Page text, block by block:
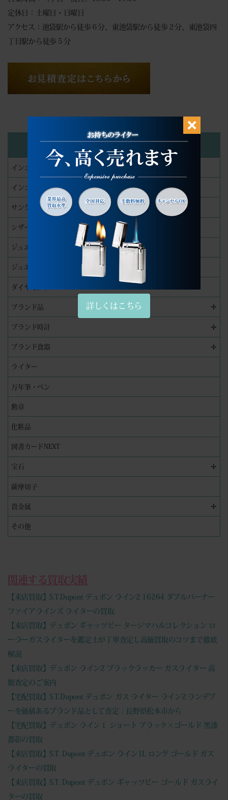
定休日：土曜日・日曜日
アクセス：池袋駅から徒歩６分、東池袋駅から徒歩２分、東池袋四
丁目駅から徒歩５分
カテゴリー
インゴット
インゴット精錬分割加工
サングラス
シザー
ジュエリー
ジュエリーリペア（修理）実績
ダイヤモンド
ブランド品 ✛
ブランド時計 ✛
ブランド食器 ✛
ライター
万年筆・ペン
勲章
化粧品
図書カードNEXT
宝石 ✛
薩摩切子
貴金属 ✛
その他
関連する買取実績
【来店買取】S.T.Dupont デュポン ライン2 16264 ダブルバーナー
ファイアラインズ ライターの買取
【来店買取】デュポン ギャッツビー タージマハルコレクション ロ
ーラーガスライターを鑑定士が丁寧査定し高価買取のコツまで徹底
解説
【来店買取】デュポン ライン2 ブラックラッカー ガスライター 高
額査定のご案内
【宅配買取】S.T.Dupont デュポン ガス ライター ライン2 ランデブ
ーを価値あるブランド品として査定｜長野県松本市から
【宅配買取】デュポン ライン１ ショート ブラック×ゴールド 黒漆
都彰の買取
【来店買取】S.T. Dupont デュポン ライン1L ロング ゴールド ガス
ライターの買取
【来店買取】S.T. Dupont デュポン ギャッツビー ゴールド ガスライ
ターの買取
詳しくはこちら